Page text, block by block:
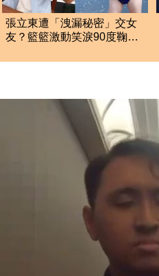
張立東遭「洩漏秘密」交女
友？籃籃激動笑淚90度鞠